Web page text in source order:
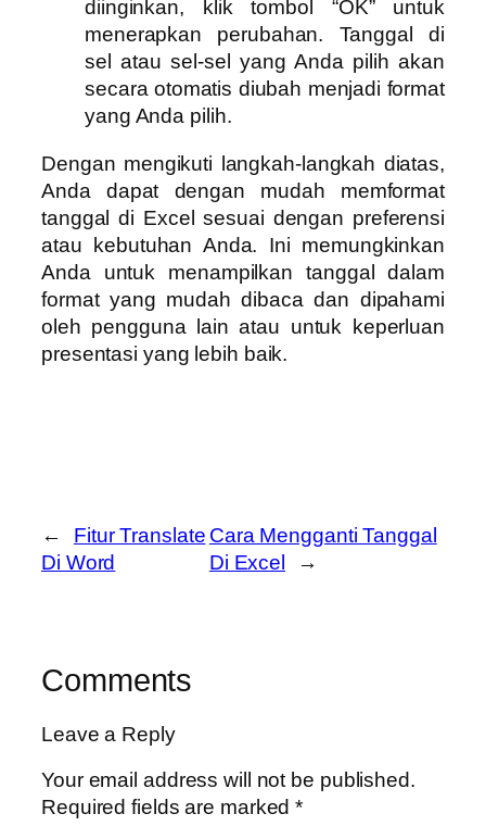
diinginkan, klik tombol “OK” untuk
menerapkan perubahan. Tanggal di
sel atau sel-sel yang Anda pilih akan
secara otomatis diubah menjadi format
yang Anda pilih.
Dengan mengikuti langkah-langkah diatas,
Anda dapat dengan mudah memformat
tanggal di Excel sesuai dengan preferensi
atau kebutuhan Anda. Ini memungkinkan
Anda untuk menampilkan tanggal dalam
format yang mudah dibaca dan dipahami
oleh pengguna lain atau untuk keperluan
presentasi yang lebih baik.
←
Fitur Translate
Di Word
Cara Mengganti Tanggal
Di Excel
→
Comments
Leave a Reply
Your email address will not be published.
Required fields are marked*